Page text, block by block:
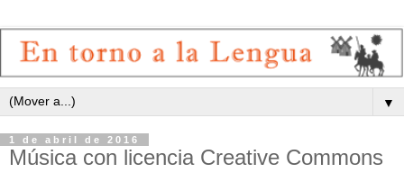
▼
1 de abril de 2016
Música con licencia Creative Commons